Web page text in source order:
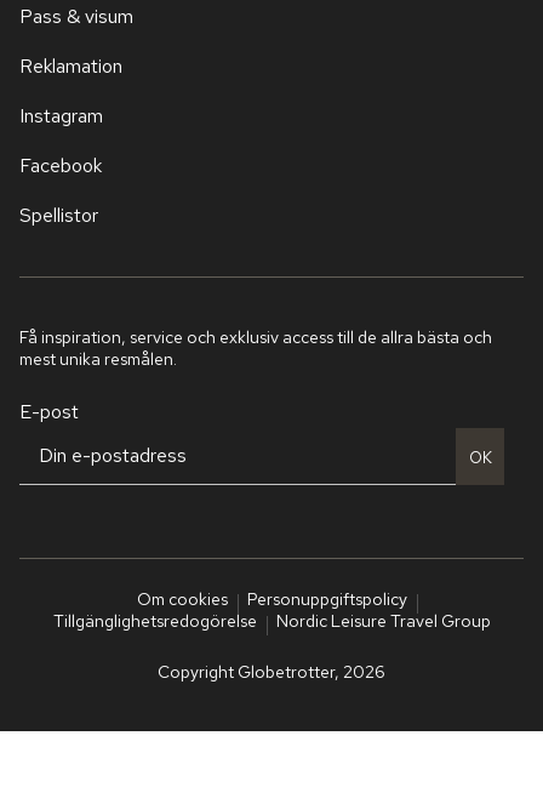
Pass & visum
Reklamation
Instagram
Facebook
Spellistor
Få inspiration, service och exklusiv access till de allra bästa och
mest unika resmålen.
E-post
OK
Om cookies
Personuppgiftspolicy
Tillgänglighetsredogörelse
Nordic Leisure Travel Group
Copyright Globetrotter, 2026